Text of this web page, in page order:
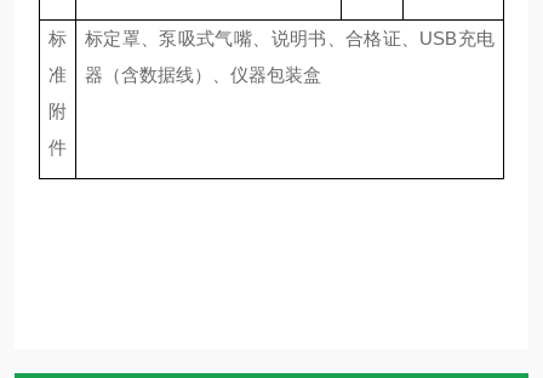
标
准
附
件
标定罩、泵吸式气嘴、 说明书、合格证、 USB充电
器（含数据线）、仪器包装盒